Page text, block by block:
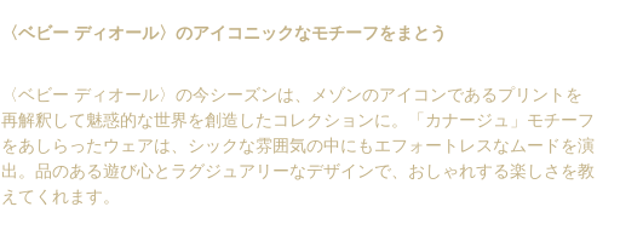
〈ベビー ディオール〉のアイコニックなモチーフをまとう
〈ベビー ディオール〉の今シーズンは、メゾンのアイコンであるプリントを
再解釈して魅惑的な世界を創造したコレクションに。「カナージュ」モチーフ
をあしらったウェアは、シックな雰囲気の中にもエフォートレスなムードを演
出。品のある遊び心とラグジュアリーなデザインで、おしゃれする楽しさを教
えてくれます。